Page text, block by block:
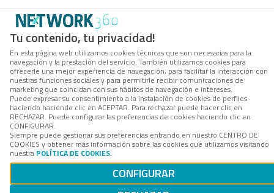
Tu contenido, tu privacidad!
En esta página web utilizamos cookies técnicas que son necesarias para la
navegación y la prestación del servicio. También utilizamos cookies para
ofrecerle una mejor experiencia de navegación, para facilitar la interacción con
nuestras funciones sociales y para permitirle recibir comunicaciones de
marketing que coincidan con sus hábitos de navegación e intereses.
Puede expresar su consentimiento a la instalación de cookies de perfiles
haciendo haciendo clic en ACEPTAR. Para rechazar puede hacer clic en
RECHAZAR. Puede configurar las preferencias de cookies haciendo clic en
CONFIGURAR.
Siempre puede gestionar sus preferencias entrando en nuestro CENTRO DE
COOKIES y obtener más información sobre las cookies que utilizamos visitando
nuestra POLÍTICA DE COOKIES.
CONFIGURAR